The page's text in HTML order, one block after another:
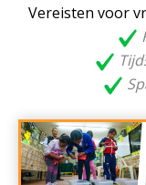
Vereisten voor